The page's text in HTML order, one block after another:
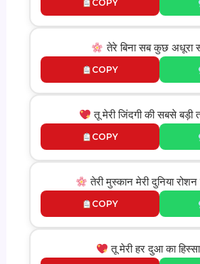
COPY
तेरे बिना सब कुछ अधूरा
COPY
तू मेरी जिंदगी की सबसे बड़ी
COPY
तेरी मुस्कान मेरी दुनिया
COPY
तू मेरी हर दुआ का